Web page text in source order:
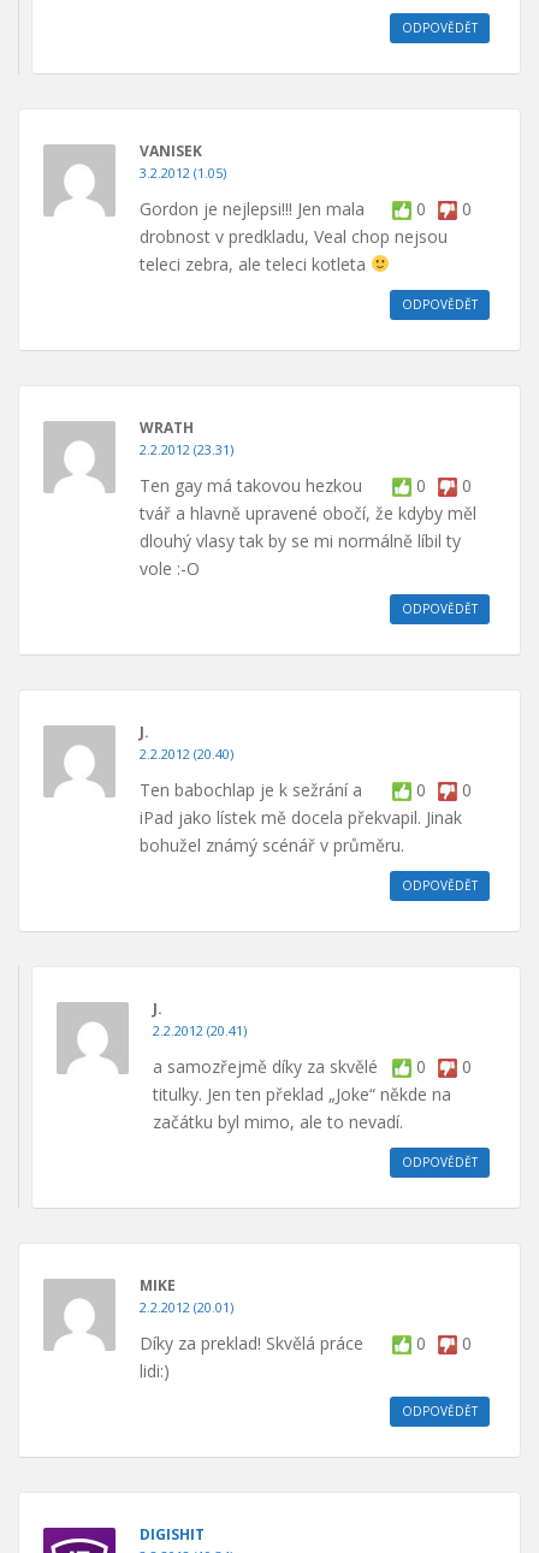
ODPOVĚDĚT
VANISEK
3.2.2012 (1.05)
0 0
Gordon je nejlepsi!!! Jen mala
drobnost v predkladu, Veal chop nejsou
teleci zebra, ale teleci kotleta
ODPOVĚDĚT
WRATH
2.2.2012 (23.31)
0 0
Ten gay má takovou hezkou
tvář a hlavně upravené obočí, že kdyby měl
dlouhý vlasy tak by se mi normálně líbil ty
vole :-O
ODPOVĚDĚT
J.
2.2.2012 (20.40)
0 0
Ten babochlap je k sežrání a
iPad jako lístek mě docela překvapil. Jinak
bohužel známý scénář v průměru.
ODPOVĚDĚT
J.
2.2.2012 (20.41)
0 0
a samozřejmě díky za skvělé
titulky. Jen ten překlad „Joke“ někde na
začátku byl mimo, ale to nevadí.
ODPOVĚDĚT
MIKE
2.2.2012 (20.01)
0 0
Díky za preklad! Skvělá práce
lidi:)
ODPOVĚDĚT
DIGISHIT